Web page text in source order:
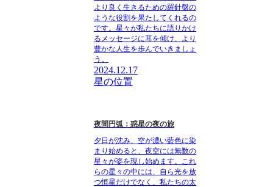
より良く生きるための羅針盤の
ような役割を果たしてくれるの
です。星々が私たちに語りかけ
るメッセージに耳を傾け、より
豊かな人生を歩んでいきましょ
う。
2024.12.17
星の位置
夜間円弧：惑星の夜の旅
夕日が沈み、空が濃い藍色に染
まり始めると、夜空には無数の
星々が姿を現し始めます。これ
らの星々の中には、自ら光を放
つ恒星だけでなく、私たちの太